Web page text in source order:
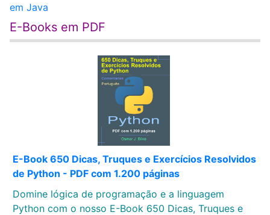
em Java
E-Books em PDF
E-Book 650 Dicas, Truques e Exercícios Resolvidos
de Python - PDF com 1.200 páginas
Domine lógica de programação e a linguagem
Python com o nosso E-Book 650 Dicas, Truques e